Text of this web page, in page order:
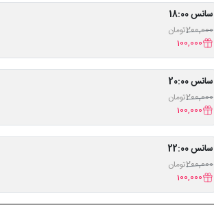
سانس 18:00
200,000تومان
100,000
سانس 20:00
200,000تومان
100,000
سانس 22:00
200,000تومان
100,000